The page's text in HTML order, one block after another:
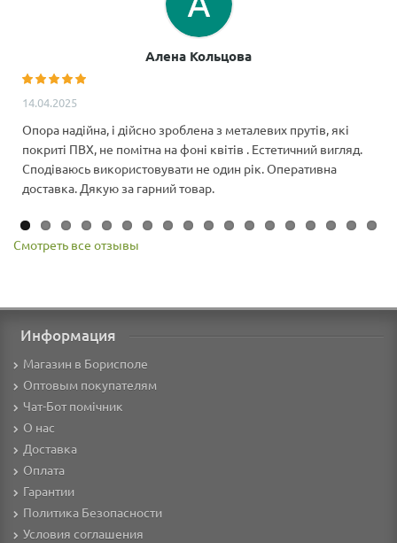
Алена Кольцова
14.04.2025
Опора надійна, і дійсно зроблена з металевих прутів, які
покриті ПВХ, не помітна на фоні квітів . Естетичний вигляд.
Сподіваюсь використовувати не один рік. Оперативна
доставка. Дякую за гарний товар.
Смотреть все отзывы
Информация
Магазин в Борисполе
Оптовым покупателям
Чат-Бот помічник
О нас
Доставка
Оплата
Гарантии
Политика Безопасности
Условия соглашения